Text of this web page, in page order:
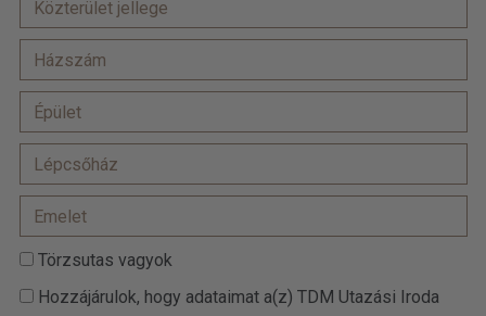
Törzsutas vagyok
Hozzájárulok, hogy adataimat a(z) TDM Utazási Iroda